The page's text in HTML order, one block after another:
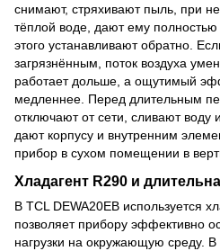
снимают, стряхивают пыль, при
тёплой воде, дают ему полностью
этого устанавливают обратно.
загрязнённым, поток воздуха
работает дольше, а ощутимый
медленнее. Перед длительным
отключают от сети, сливают воду
дают корпусу и внутренним
прибор в сухом помещении в
Хладагент R290 и
В TCL DEWA20EB используется
позволяет прибору эффективно
нагрузки на окружающую среду.